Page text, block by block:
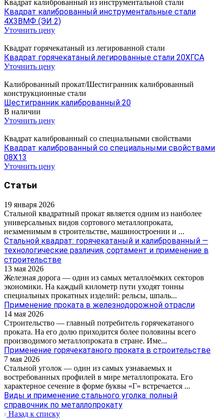
Квадрат калиброванный из инструментальной стали
Квадрат калиброванный инструментальные стали
4Х3ВМФ (ЭИ 2)
Уточнить цену
Квадрат горячекатаный из легированной стали
Квадрат горячекатаный легированные стали 20ХГСА
Уточнить цену
Калиброванный прокат/Шестигранник калиброванный
конструкционные стали
Шестигранник калиброванный 20
В наличии
Уточнить цену
Квадрат калиброванный со специальными свойствами
Квадрат калиброванный со специальными свойствами
08Х13
Уточнить цену
Статьи
19 января 2026
Стальной квадратный прокат является одним из наиболее
универсальных видов сортового металлопроката,
незаменимым в строительстве, машиностроении и ...
Стальной квадрат: горячекатаный и калиброванный —
технологические различия, сортамент и применение в
строительстве
13 мая 2026
Железная дорога — один из самых металлоёмких секторов
экономики. На каждый километр пути уходят тонны
специальных прокатных изделий: рельсы, шпаль...
Применение проката в железнодорожной отрасли
14 мая 2026
Строительство — главный потребитель горячекатаного
проката. На его долю приходится более половины всего
производимого металлопроката в стране. Име...
Применение горячекатаного проката в строительстве
7 мая 2026
Стальной уголок — один из самых узнаваемых и
востребованных профилей в мире металлопроката. Его
характерное сечение в форме буквы «Г» встречается ...
Виды и применение стального уголка: полный
справочник по металлопрокату
Назад к списку